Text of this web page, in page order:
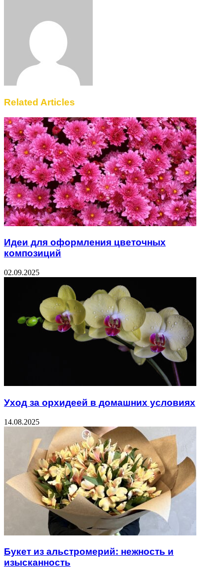
Related Articles
Идеи для оформления цветочных
композиций
02.09.2025
Уход за орхидеей в домашних условиях
14.08.2025
Букет из альстромерий: нежность и
изысканность